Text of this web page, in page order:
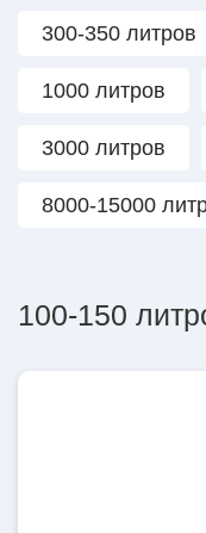
300-350 литров
1000 литров
3000 литров
8000-15000
100-150